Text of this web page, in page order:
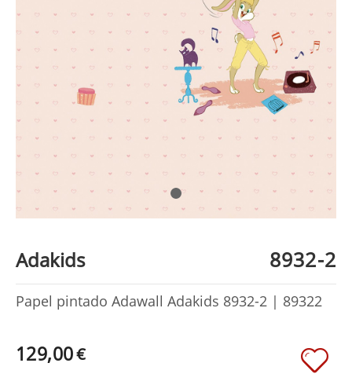
Adakids 8932-2
Papel pintado Adawall Adakids 8932-2 | 89322
129,00€